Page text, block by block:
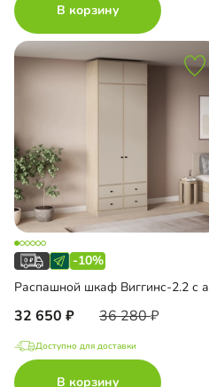
В корзину
-10%
32 650 36 280
Доступно для доставки
В корзину